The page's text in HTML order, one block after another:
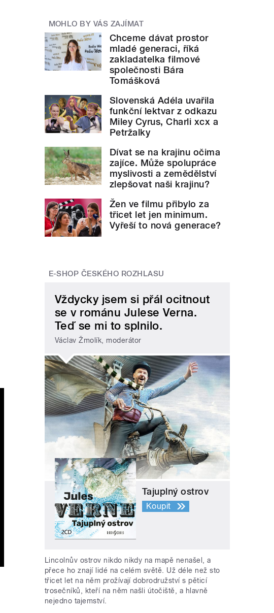
MOHLO BY VÁS ZAJÍMAT
Chceme dávat prostor
mladé generaci, říká
zakladatelka filmové
společnosti Bára
Tomášková
Slovenská Adéla uvařila
funkční lektvar z odkazu
Miley Cyrus, Charli xcx a
Petržalky
Dívat se na krajinu očima
zajíce. Může spolupráce
myslivosti a zemědělství
zlepšovat naši krajinu?
Žen ve filmu přibylo za
třicet let jen minimum.
Vyřeší to nová generace?
E-SHOP ČESKÉHO ROZHLASU
Vždycky jsem si přál ocitnout
se v románu Julese Verna.
Teď se mi to splnilo.
Václav Žmolík, moderátor
Tajuplný ostrov
Koupit
Lincolnův ostrov nikdo nikdy na mapě nenašel, a
přece ho znají lidé na celém světě. Už déle než sto
třicet let na něm prožívají dobrodružství s pěticí
trosečníků, kteří na něm našli útočiště, a hlavně
nejedno tajemství.